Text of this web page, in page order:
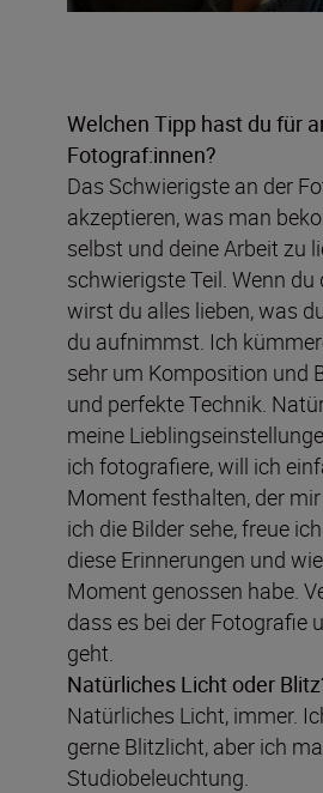
Welchen Tipp hast du für
Fotograf:innen?
Das Schwierigste an der
akzeptieren, was man
selbst und deine Arbeit zu
schwierigste Teil. Wenn
wirst du alles lieben, was
du aufnimmst. Ich
sehr um Komposition und
und perfekte Technik.
meine
ich fotografiere, will ich
Moment festhalten, der
ich die Bilder sehe, freue
diese Erinnerungen und
Moment genossen habe.
dass es bei der Fotografie
geht.
Natürliches Licht oder
Natürliches Licht, immer.
gerne Blitzlicht, aber ich
Studiobeleuchtung.